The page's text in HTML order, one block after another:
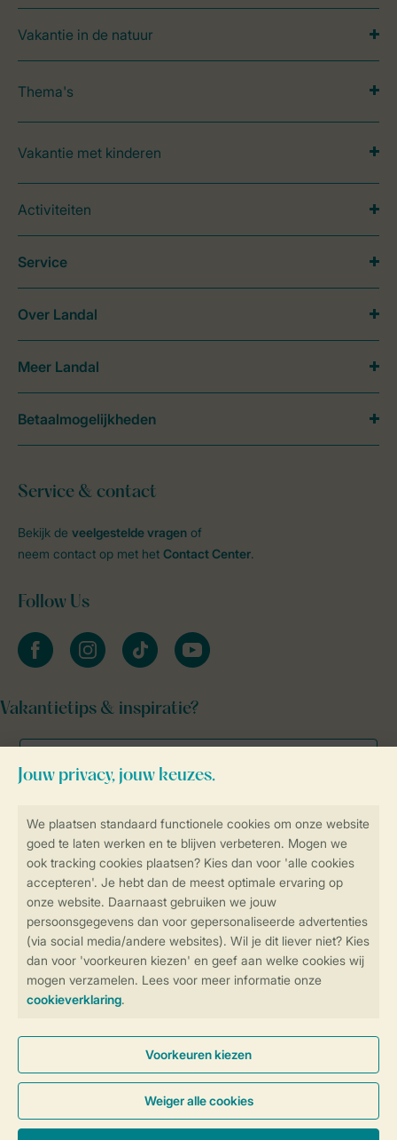
Controle over jouw gegevens &
Instellingen wijzigen
Veilig en snel online boeken
Veilige gegevensoverdracht
Veilige betaling
Vakantie in de natuur
Thema's
Vakantie met kinderen
Activiteiten
Service & contact
Bekijk de veelgestelde vragen of
neem contact op met het Contact Center.
Follow Us
facebookinstagramtiktok youtube
Vakantietips & inspiratie?
Service
Over Landal
Meer Landal
Betaalmogelijkheden
Algemene Voorwaarden Privacy Notice Cookies en banners